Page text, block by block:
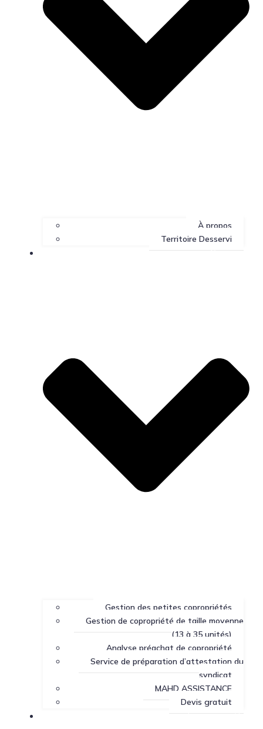
À propos
Territoire Desservi
Services
Gestion des petites copropriétés
Gestion de copropriété de taille moyenne
(13 à 35 unités)
Analyse préachat de copropriété
Service de préparation d’attestation du
syndicat
MAHD ASSISTANCE
Devis gratuit
Centre de ressources sur la copropriété